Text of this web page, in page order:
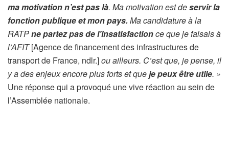
ma motivation n’est pas là. Ma motivation est deservir la
fonction publique et mon pays. Ma candidature à la
RATPne partez pas de l’insatisfactionce que je faisais à
l’AFIT[Agence de financement des infrastructures de
transport de France, ndlr.]ou ailleurs. C’est que, je pense, il
y a des enjeux encore plus forts et queje peux être utile. »
Une réponse qui a provoqué une vive réaction au sein de
l’Assemblée nationale.